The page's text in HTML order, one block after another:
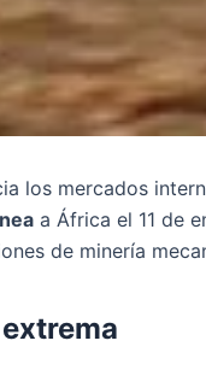
los mercados
a África el 11 de
de minería